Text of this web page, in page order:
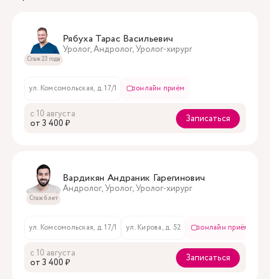
Стаж 23 года
Рябуха Тарас Васильевич
Уролог, Андролог, Уролог-хирург
ул. Комсомольская, д. 17/1 онлайн приём
с 10 августа
oт 3 400 ₽
Записаться
Стаж 6 лет
Вардикян Андраник Гарегинович
Андролог, Уролог, Уролог-хирург
ул. Комсомольская, д. 17/1 ул. Кирова, д. 52 онлайн приём
с 10 августа
oт 3 400 ₽
Записаться